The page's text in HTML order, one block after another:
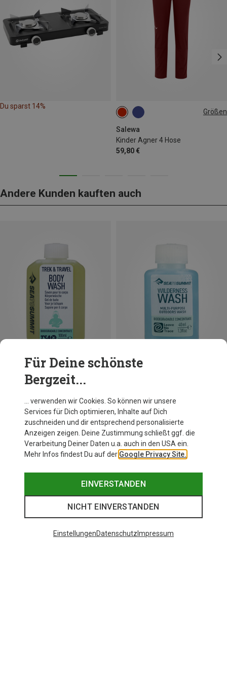
Du sparst 14%
Größen
Salewa
Kinder Agner 4 Hose
59,80 €
92 104
Andere Kunden kauften auch
Sea to Summit
Trek & Travel Liquid Body Wash
100ML
Für Deine schönste
Bergzeit...
… verwenden wir Cookies. So können wir unsere
Services für Dich optimieren, Inhalte auf Dich
zuschneiden und dir entsprechend personalisierte
Anzeigen zeigen. Deine Zustimmung schließt ggf. die
Verarbeitung Deiner Daten u.a. auch in den USA ein.
Mehr Infos findest Du auf der Google Privacy Site.
EINVERSTANDEN
NICHT EINVERSTANDEN
EinstellungenDatenschutz Impressum